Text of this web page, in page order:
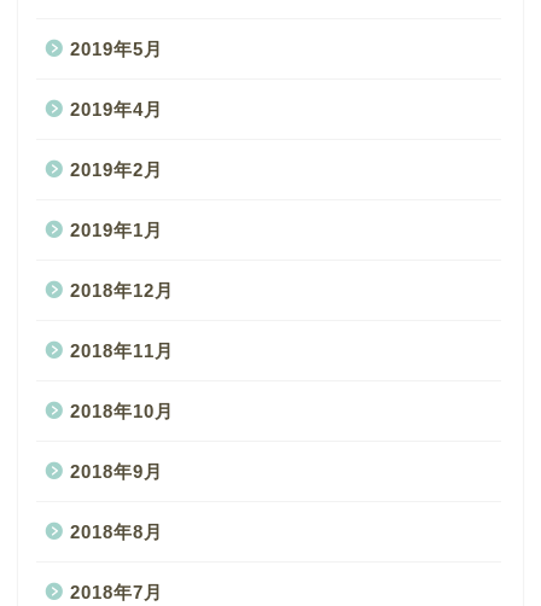
2019年5月
2019年4月
2019年2月
2019年1月
2018年12月
2018年11月
2018年10月
2018年9月
2018年8月
2018年7月